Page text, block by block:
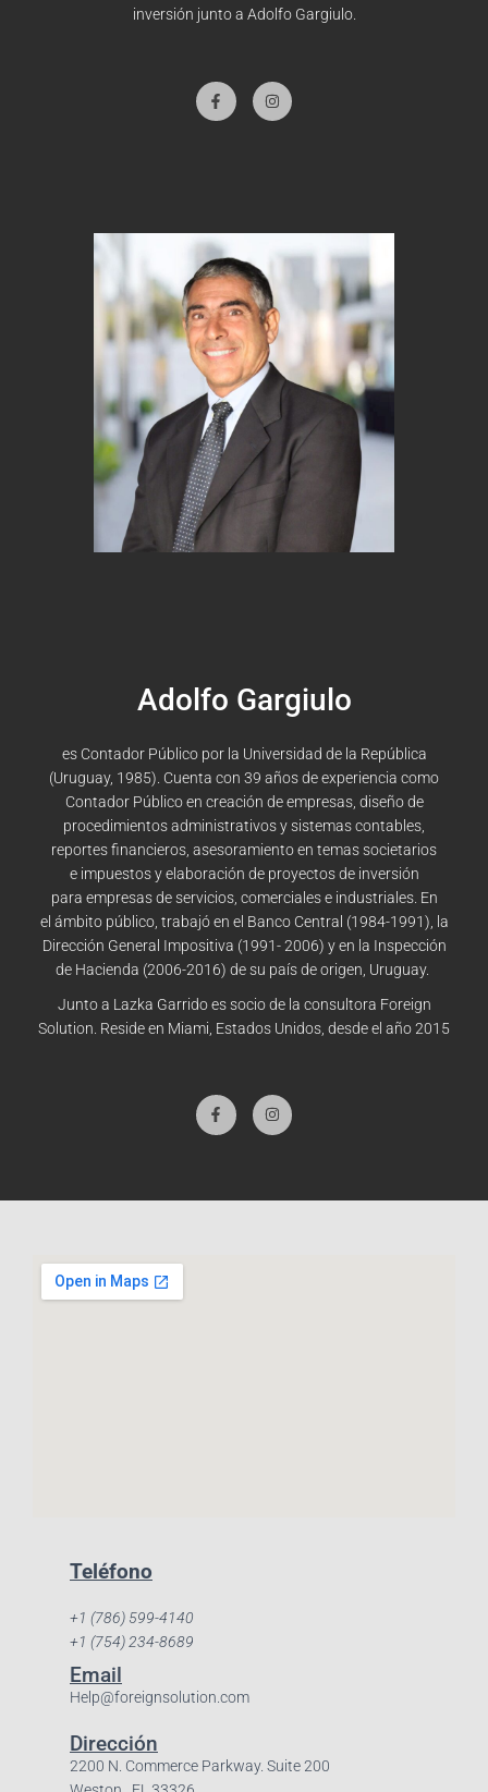
inversión junto a Adolfo Gargiulo.
Adolfo Gargiulo
es Contador Público por la Universidad de la República
(Uruguay, 1985). Cuenta con 39 años de experiencia como
Contador Público en creación de empresas, diseño de
procedimientosadministrativos y sistemas contables,
reportesfinancieros, asesoramiento en temas societarios
e impuestos y elaboración de proyectos de inversión
para empresas de servicios, comerciales e industriales. En
el ámbito público, trabajó en el Banco Central (1984-1991), la
Dirección General Impositiva (1991- 2006) y en la Inspección
de Hacienda (2006-2016) de su país de origen, Uruguay.
Junto a Lazka Garrido essocio de la consultora Foreign
Solution. Reside en Miami, Estados Unidos, desdeel año 2015
Teléfono
+1 (786) 599-4140
+1 (754) 234-8689
Email
Help@foreignsolution.com
Dirección
2200 N. Commerce Parkway. Suite 200